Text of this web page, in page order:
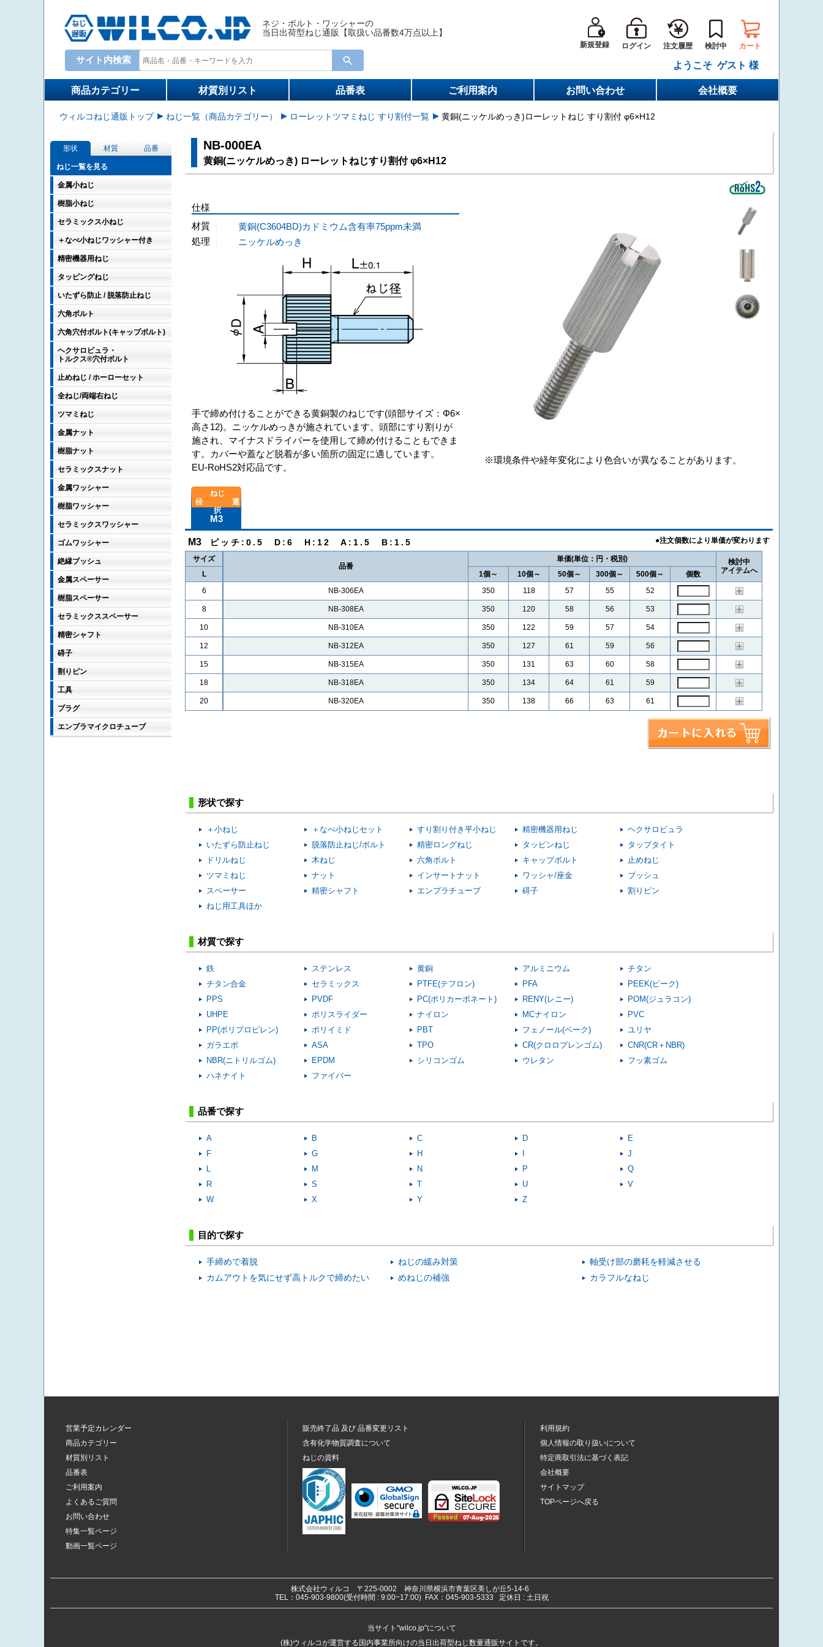
ネジ・ボルト・ワッシャーの
当日出荷型ねじ通販【取扱い品番数4万点以上】
新規登録 ログイン 注文履歴 検討中 カート
ようこそ ゲスト 様
商品カテゴリー 材質別リスト 品番表 ご利用案内 お問い合わせ 会社概要
サイト内検索 検索キーワード入力
ウィルコねじ通販トップ ねじ一覧（商品カテゴリー） ローレットツマミねじ すり割付一覧 黄銅(ニッケルめっき)ローレットねじ すり割付 φ6×H12
形状 材質 品番
ねじ一覧を見る
金属小ねじ
樹脂小ねじ
セラミックス小ねじ
＋なべ小ねじワッシャー付き
精密機器用ねじ
タッピングねじ
いたずら防止 / 脱落防止ねじ
六角ボルト
六角穴付ボルト(キャップボルト)
ヘクサロビュラ・
トルクス®穴付ボルト
止めねじ / ホーローセット
全ねじ/両端右ねじ
ツマミねじ
金属ナット
樹脂ナット
セラミックスナット
金属ワッシャー
樹脂ワッシャー
セラミックスワッシャー
ゴムワッシャー
絶縁ブッシュ
金属スペーサー
樹脂スペーサー
セラミックススペーサー
精密シャフト
碍子
割りピン
工具
プラグ
エンプラマイクロチューブ
NB-000EA
黄銅(ニッケルめっき) ローレットねじすり割付 φ6×H12
仕様
材質
黄銅(C3604BD)カドミウム含有率75ppm未満
処理
ニッケルめっき
手で締め付けることができる黄銅製のねじです(頭部サイズ：Φ6×
高さ12)。ニッケルめっきが施されています。頭部にすり割りが
施され、マイナスドライバーを使用して締め付けることもできま
す。カバーや蓋など脱着が多い箇所の固定に適しています。
EU-RoHS2対応品です。
※環境条件や経年変化により色合いが異なることがあります。
M3
M3 ピッチ:0.5 D:6 H:12 A:1.5 B:1.5
サイズ
品番
単価
検討中
アイテムへ
L 1個～ 10個～ 50個～ 300個～ 500個～
個数
6
NB-306EA 350 118 57 55 52
8 NB-308EA 350 120 58 56 53
10 NB-310EA 350 122 59 57 54
12 NB-312EA 350 127 61 59 56
15 NB-315EA 350 131 63 60 58
18 NB-318EA 350 134 64 61 59
20 NB-320EA 350 138 66 63 61
形状で探す
＋小ねじ ＋なべ小ねじセット すり割り付き平小ねじ 精密機器用ねじ
ヘクサロビュラ
いたずら防止ねじ
脱落防止ねじ/ボルト 精密ロングねじ タッピンねじ
タップタイト
ドリルねじ
木ねじ 六角ボルト キャップボルト
止めねじ
ツマミねじ
ナット インサートナット ワッシャ/座金
ブッシュ
スペーサー
精密シャフト エンプラチューブ 碍子
割りピン
ねじ用工具ほか
材質で探す
鉄 ステンレス 黄銅 アルミニウム
チタン
チタン合金
セラミックス PTFE(テフロン) PFA
PEEK(ピーク)
PPS
PVDF PC(ポリカーボネート) RENY(レニー)
POM(ジュラコン)
UHPE
ポリスライダー ナイロン MCナイロン
PVC
PP(ポリプロピレン)
ポリイミド PBT フェノール(ベーク)
ユリヤ
ガラエポ
ASA TPO CR(クロロプレンゴム)
CNR(CR＋NBR)
NBR(ニトリルゴム)
EPDM シリコンゴム ウレタン
フッ素ゴム
ハネナイト
ファイバー
品番で探す
A B C D
E
F
G H
J
L
M N P
Q
R
S T U
V
W
X Y Z
目的で探す
手締めで着脱 ねじの緩み対策
軸受け部の磨耗を軽減させる
カムアウトを気にせず高トルクで締めたい
めねじの補強 カラフルなねじ
営業予定カレンダー
商品カテゴリー
材質別リスト
品番表
ご利用案内
よくあるご質問
お問い合わせ
特集一覧ページ
動画一覧ページ
販売終了品 及び品番変更リスト
含有化学物質調査について
ねじの資料
利用規約
個人情報の取り扱いについて
特定商取引法に基づく表記
会社概要
サイトマップ
TOPページへ戻る
株式会社ウィルコ
〒225-0002 神奈川県横浜市青葉区美しが丘5-14-6
TEL：045-903-9800(受付時間 : 9:00~17:00) FAX：045-903-5333 定休日 : 土日祝
当サイト"wilco.jp"について
(株)ウィルコが運営する国内事業所向けの当日出荷型ねじ数量通販サイトです。